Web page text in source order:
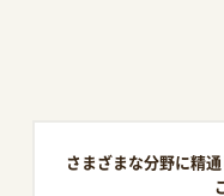
さまざまな分野に精